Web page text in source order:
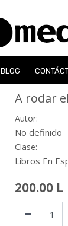
BLOG
A rodar
Autor:
No definido
Clase:
Libros En
200.00 L